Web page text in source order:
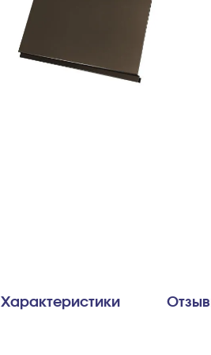
Характеристики